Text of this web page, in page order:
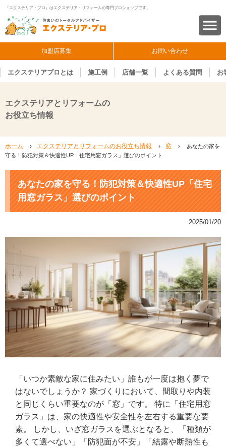
『エクステリア・プロ』はエクステリア・リフォームの専門プロショップです。
加盟店募集 お問い合わせ
エクステリアプロとは 施工例 店舗一覧 よくある質問 お
エクステリアとリフォームの
お役立ち情報
ホーム › エクステリアとリフォームのお役立ち情報 › 窓 ›
あなたの家を
守る！防犯対策＆快適性UP「住宅用窓ガラス」選びのポイント
あなたの家を守る！防犯対策＆快適性UP「住宅
用窓ガラス」選びのポイント
2025/01/20
「いつか素敵な家に住みたい」誰もが一度は抱く夢で
はないでしょうか？ 家づくりにおいて、間取りや内装
と同じくらい重要なのが「窓」です。 特に「住宅用窓
ガラス」は、家の快適性や安全性を左右する重要な要
素。 しかし、いざ窓ガラスを選ぶとなると、「種類が
多くて選べない」「防犯面が不安」「結露や断熱性も